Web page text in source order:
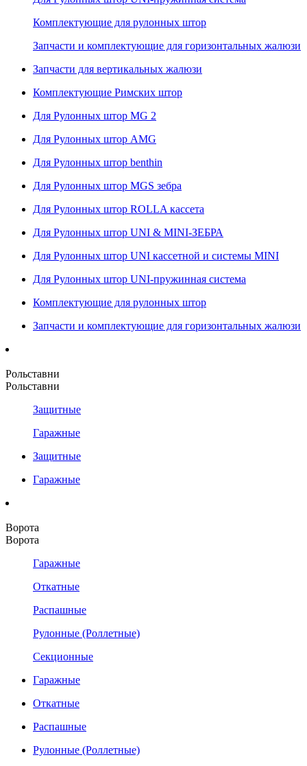
Комплектующие для рулонных штор
Запчасти и комплектующие для горизонтальных жалюзи
Запчасти для вертикальных жалюзи
Комплектующие Римских штор
Для Рулонных штор MG 2
Для Рулонных штор AMG
Для Рулонных штор benthin
Для Рулонных штор MGS зебра
Для Рулонных штор ROLLA кассета
Для Рулонных штор UNI & MINI-ЗЕБРА
Для Рулонных штор UNI кассетной и системы MINI
Для Рулонных штор UNI-пружинная система
Комплектующие для рулонных штор
Запчасти и комплектующие для горизонтальных жалюзи
Рольставни
Рольставни
Защитные
Гаражные
Защитные
Гаражные
Ворота
Ворота
Гаражные
Откатные
Распашные
Рулонные (Роллетные)
Секционные
Гаражные
Откатные
Распашные
Рулонные (Роллетные)